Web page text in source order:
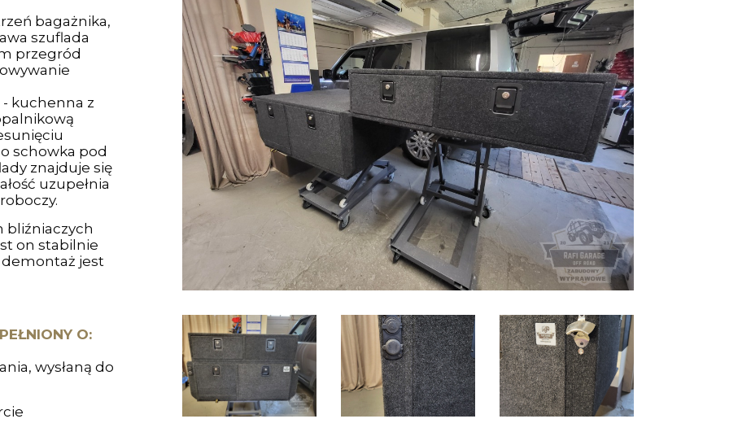
bagażnika,
szuflada
przegród
kuchenna z
schowka pod
znajduje się
uzupełnia
bliźniaczych
on stabilnie
demontaż jest
O:
wysłaną do